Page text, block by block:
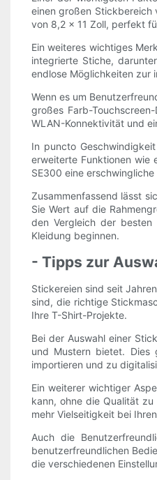
einen großen
von 8,2 x 11 Zoll, perfekt
Ein weiteres wichtiges
integrierte Stiche,
endlose Möglichkeiten zur
Wenn es um
großes Farb-
WLAN-Konnektivität und
In puncto
erweiterte Funktionen wie
SE300 eine
Zusammenfassend lässt
Sie Wert auf die
den Vergleich der besten
Kleidung beginnen.
- Tipps zur
Stickereien sind seit
sind, die richtige
Ihre T-Shirt-Projekte.
Bei der Auswahl einer
und Mustern bietet. Dies
importieren und zu
Ein weiterer wichtiger
kann, ohne die Qualität
mehr Vielseitigkeit bei
Auch die
benutzerfreundlichen
die verschiedenen